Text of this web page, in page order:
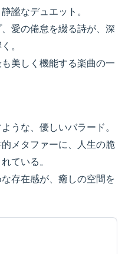
謐なデュエット。
愛の倦怠を綴る詩が、深
。
美しく機能する楽曲の一
うな、優しいバラード。
的メタファーに、人生の脆
ている。
存在感が、癒しの空間を